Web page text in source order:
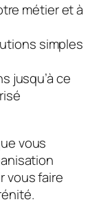
métier et à
simples
jusqu’à ce
vous
vous faire